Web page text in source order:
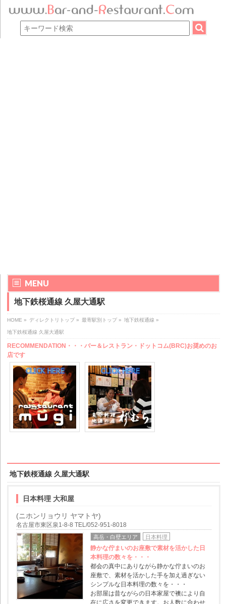
MENU
地下鉄桜通線 久屋大通駅
HOME » ディレクトリトップ » 最寄駅別トップ » 地下鉄桜通線 »
地下鉄桜通線 久屋大通駅
RECOMMENDATION・・・バー＆レストラン・ドットコム(BRC)お奨めのお
店です
地下鉄桜通線 久屋大通駅
日本料理 大和屋
(ニホンリョウリ ヤマトヤ)
名古屋市東区泉1-8-8 TEL/052-951-8018
高岳・白壁エリア 日本料理
静かな佇まいのお座敷で素材を活かした日
本料理の数々を・・・
都会の真中にありながら静かな佇まいのお
座敷で、素材を活かした手を加え過ぎない
シンプルな日本料理の数々を・・・
お部屋は昔ながらの日本家屋で襖により自
在に広さを変更できます。お人数に合わせ